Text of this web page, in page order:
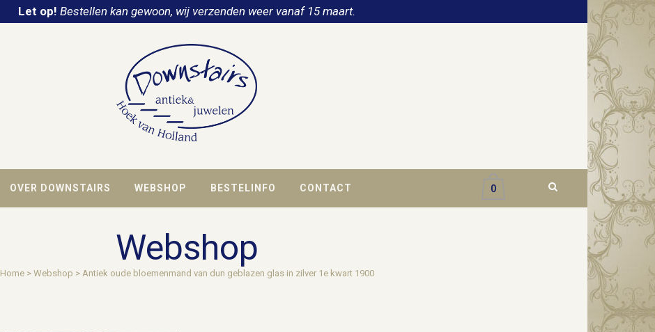
Let op! Bestellen kan gewoon, wij verzenden weer vanaf 15 maart.
OVER DOWNSTAIRS WEBSHOP BESTELINFO CONTACT 0
Webshop
Home> Webshop > Antiek oude bloemenmand van dun geblazen glas in zilver 1e kwart 1900